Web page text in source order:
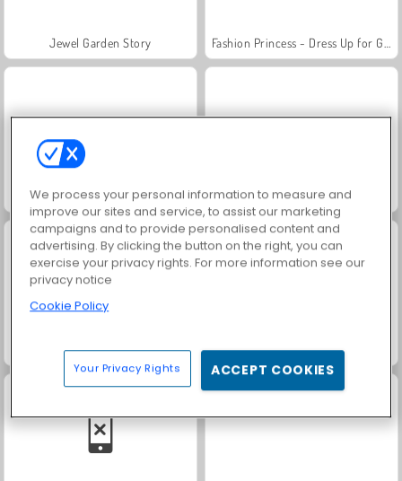
Jewel Garden Story
Masha and the Bear: Meadows Scala 40
Juice Merge Grand Mahjong Connect
We process your personal information to measure and
improve our sites and service, to assist our marketing
campaigns and to provide personalised content and
advertising. By clicking the button on the right, you can
exercise your privacy rights. For more information see our
privacy notice
Cookie Policy
Your Privacy Rights ACCEPT COOKIES